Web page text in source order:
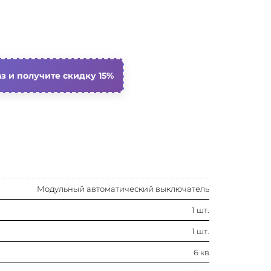
1…16 мм²
1…25 мм²
и получите скидку 15%
Модульный автоматический выключатель
1 шт.
1 шт.
6 кв